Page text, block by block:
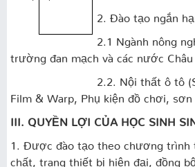
2. Đào tạo ngắn
2.1 Ngành nông nghiệp,
trường đan mạch và các nước Châu
2.2. Nội thất ô tô (Spa ô
Film & Warp, Phụ kiện đồ chơi,
III. QUYỀN LỢI CỦA HỌC SINH
1. Được đào tạo theo chương trình
chất, trang thiết bị hiện đại, đồng